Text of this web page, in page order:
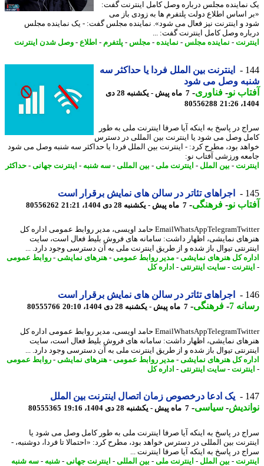
مجلس درباره وصل کامل اینترنت گفت:
اساس اطلاع دولت پلتفرم ها به زودی باز می
و اینترنت نیز فعال می شود». نماینده مجلس گفت: - یک نماینده مجلس
وصل کامل اینترنت گفت: ...
-نماینده مجلس-نماینده-مجلس-پلتفرم-اطلاع-وصل شدن اینترنت
اینترنت بین الملل فردا یا حداکثر سه
وصل می شود
نو- فناوری-
7 ماه پیش - یکشنبه 28 دی
80556288
در پاسخ به اینکه آیا صرفا اینترنت ملی به طور
وصل می شود یا اینترنت بین المللی در دسترس
بود، مطرح کرد: - اینترنت بین الملل فردا یا حداکثر سه شنبه وصل می شود
ورزشی آفتاب نو:
-بین الملل-اینترنت ملی -بین المللی-سه شنبه-اینترنت جهانی-حداکثر
اجراهای تئاتر در سالن های نمایش برقرار است
نو- فرهنگی-7 ماه پیش - یکشنبه 28 دی 1404، 21:21 80556262
EmailWhatsAppTelegramTwitter حامد اویسی، مدیر روابط عمومی اداره کل
نمایشی، اظهار داشت: سامانه های فروش بلیط فعال است، سایت
تیوال باز شده و از طریق اینترنت ملی به آن دسترسی وجود دارد. ...
کل هنرهای نمایشی-مدیر روابط عمومی-هنرهای نمایشی-روابط عمومی
-سایت اینترنتی-اداره کل
اجراهای تئاتر در سالن های نمایش برقرار است
7
-فرهنگی-7 ماه پیش - یکشنبه 28 دی 1404، 20:10 80555766
EmailWhatsAppTelegramTwitter حامد اویسی، مدیر روابط عمومی اداره کل
نمایشی، اظهار داشت: سامانه های فروش بلیط فعال است، سایت
تیوال باز شده و از طریق اینترنت ملی به آن دسترسی وجود دارد. ...
کل هنرهای نمایشی-مدیر روابط عمومی-هنرهای نمایشی-روابط عمومی
-سایت اینترنتی-اداره کل
یک ادعا درخصوص زمان اتصال اینترنت بین الملل
-سیاسی-7 ماه پیش - یکشنبه 28 دی 1404، 19:16 80555365
در پاسخ به اینکه آیا صرفا اینترنت ملی به طور کامل وصل می شود یا
بین المللی در دسترس خواهد بود، مطرح کرد: «احتمالا تا فردا، دوشنبه، -
در پاسخ به اینکه آیا صرفا اینترنت ...
-بین الملل-اینترنت ملی -بین المللی-اینترنت جهانی-شنبه-سه شنبه